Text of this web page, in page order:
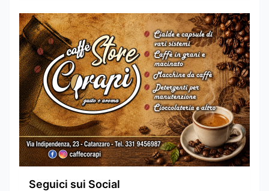
Seguici sui Social